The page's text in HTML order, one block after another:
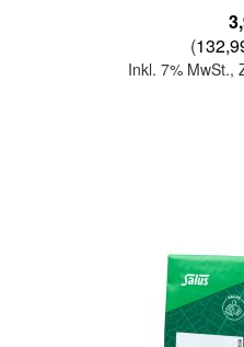
(
Inkl. 7% MwSt.,